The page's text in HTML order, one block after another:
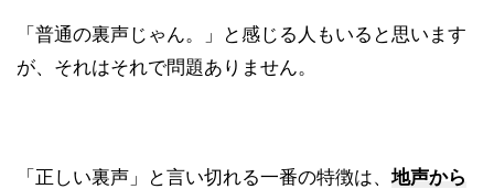
「普通の裏声じゃん。」と感じる人もいると思います
が、それはそれで問題ありません。
「正しい裏声」と言い切れる一番の特徴は、 地声から